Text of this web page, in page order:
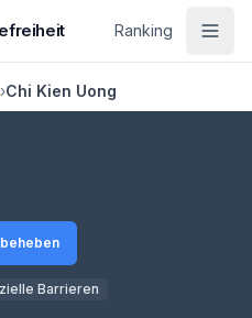
Ranking
›Chi Kien Uong
Barrieren